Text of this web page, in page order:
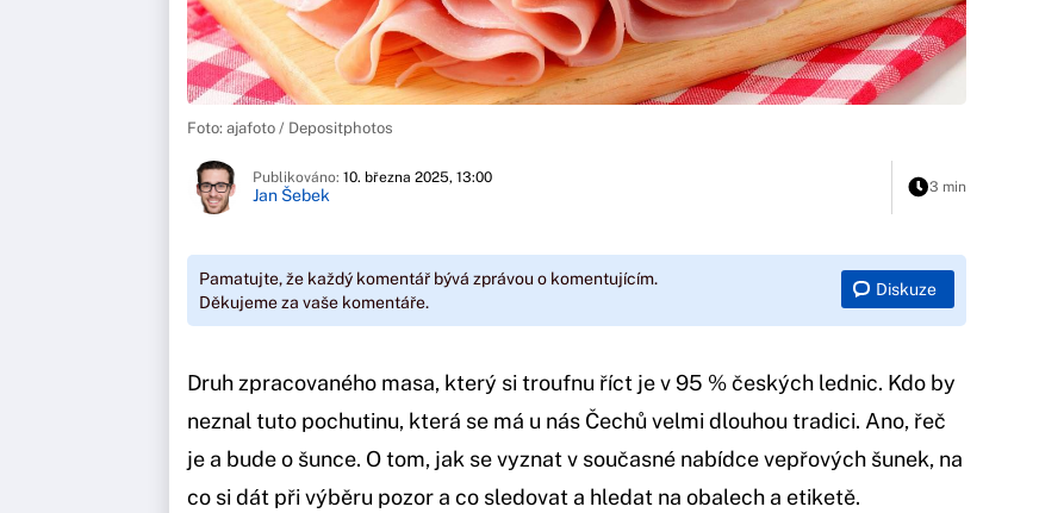
Foto: ajafoto / Depositphotos
Publikováno: 10. března 2025, 13:00
Jan Šebek 3 min
Pamatujte, že každý komentář bývá zprávou o komentujícím.
Děkujeme za vaše komentáře.
Diskuze
Druh zpracovaného masa, který si troufnu říct je v 95 % českých lednic. Kdo by
neznal tuto pochutinu, která se má u nás Čechů velmi dlouhou tradici. Ano, řeč
je a bude o šunce. O tom, jak se vyznat v současné nabídce vepřových šunek, na
co si dát při výběru pozor a co sledovat a hledat na obalech a etiketě.